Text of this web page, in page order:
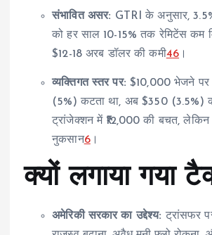
संभावित असर: GTRI के अनुसार,
को हर साल 10-15% तक रेमिटेंस कम
$12-18 अरब डॉलर की कमी46 ।
व्यक्तिगत स्तर पर: $10,000 भेजने
(5%) कटता था, अब $350 (3.5%)
ट्रांजेक्शन में ₹12,000 की बचत, लेकिन
नुकसान6।
क्यों लगाया गया
अमेरिकी सरकार का उद्देश्य: ट्रांसफर